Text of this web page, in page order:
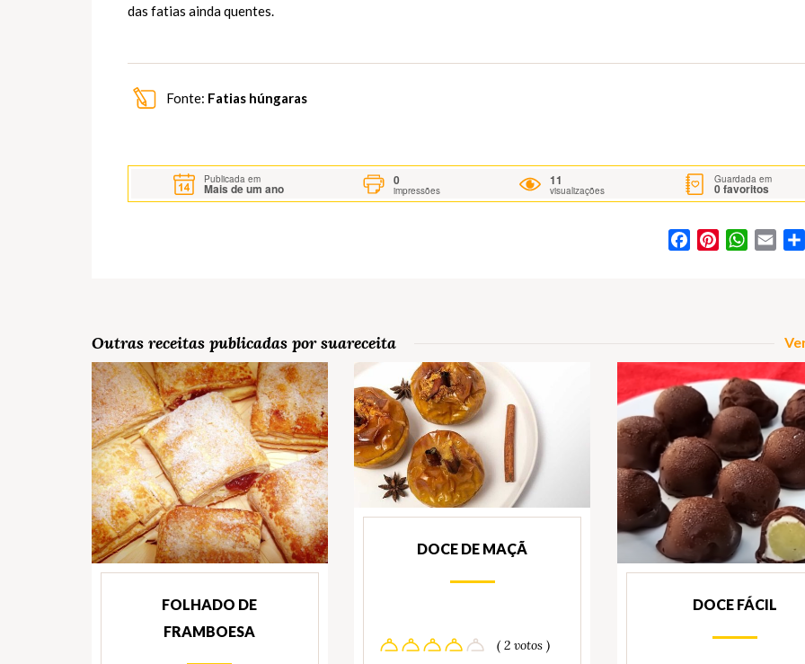
das fatias ainda quentes.
Fonte: Fatias húngaras
Publicada em
Mais de um ano
0
impressões
11
visualizações
Guardada em
0favoritos
FacebookPinterestWhatsApp
Email
Outras receitas publicadas por suareceita
FOLHADO DE
FRAMBOESA
DOCE DE MAÇÃ
( 2 votos )
DOCE FÁCIL